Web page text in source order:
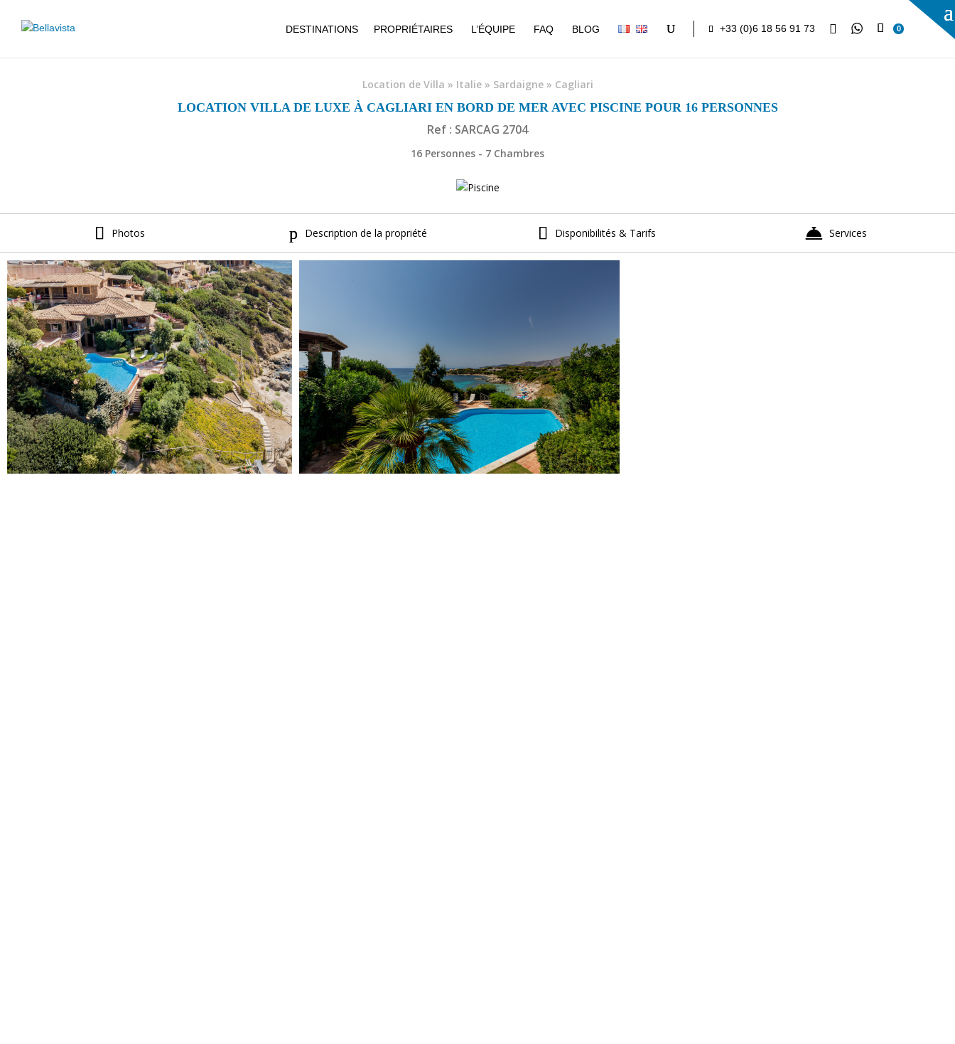
DESTINATIONS PROPRIÉTAIRES L’ÉQUIPE FAQ BLOG +33 (0)6 18 56 91 73  0
Location de Villa » Italie» Sardaigne» Cagliari
LOCATION VILLA DE LUXE À CAGLIARI EN BORD DE MER AVEC PISCINE POUR 16 PERSONNES
Ref : SARCAG 2704
16 Personnes - 7 Chambres
Photos Description de la propriété Disponibilités & Tarifs Services